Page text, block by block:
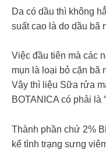
Da có dầu thì không
suất cao là do dầu bã
Việc đầu tiên mà các
mụn là loại bỏ cặn bã
Vậy thì liệu Sữa rửa
BOTANICA có phải là
Thành phần chứ 2%
kể tình trạng sưng